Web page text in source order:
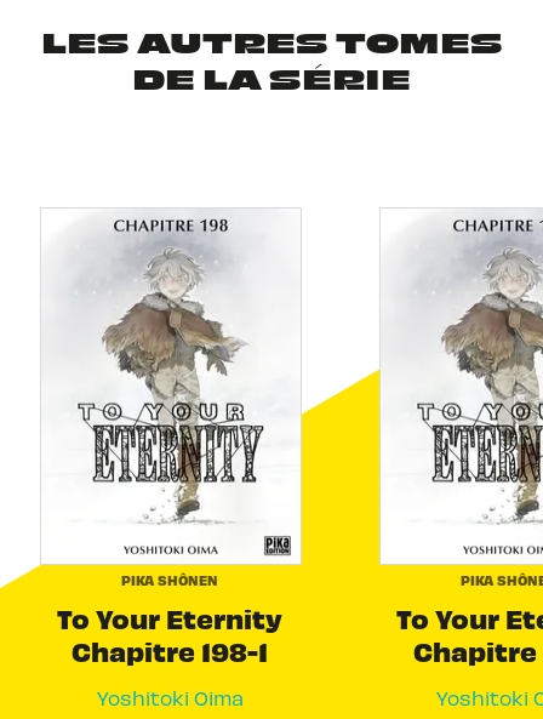
LES AUTRES TOMES
DE LA SÉRIE
PIKA SHÔNEN
To Your Eternity
Chapitre 198-1
Yoshitoki Oima
PIKA
To Your
Chapitre
Yoshitoki